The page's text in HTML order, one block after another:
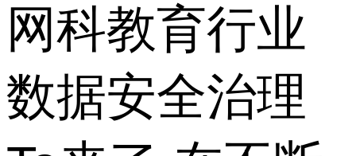
网科教育行业
数据安全治理